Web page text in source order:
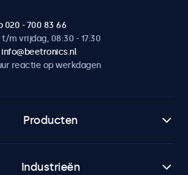
020 - 700 83 66
m vrijdag, 08:30 - 17:30
reactie op werkdagen
Producten
Industrieën